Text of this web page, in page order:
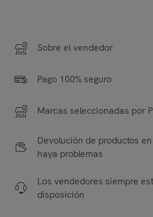
Sobre el vendedor
Pago 100% seguro
Marcas seleccionadas por
Devolución de productos
haya problemas
Los vendedores siempre
disposición